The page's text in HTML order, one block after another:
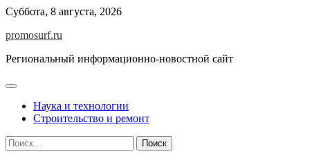
Skip
content
Суббота, 8 августа, 2026
promosurf.ru
Региональный информационно-новостной сайт
Наука и технологии
Строительство и ремонт
Найти: